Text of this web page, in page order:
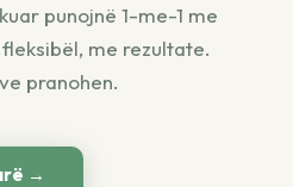
punojnë 1-me-1 me
me rezultate.
pranohen.
→